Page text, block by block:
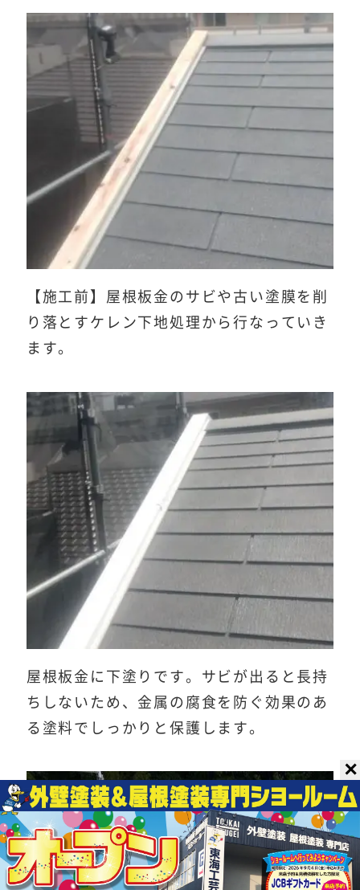
【施工前】屋根板金のサビや古い塗膜を削
り落とすケレン下地処理から行なっていき
ます。
屋根板金に下塗りです。サビが出ると長持
ちしないため、金属の腐食を防ぐ効果のあ
る塗料でしっかりと保護します。
✕